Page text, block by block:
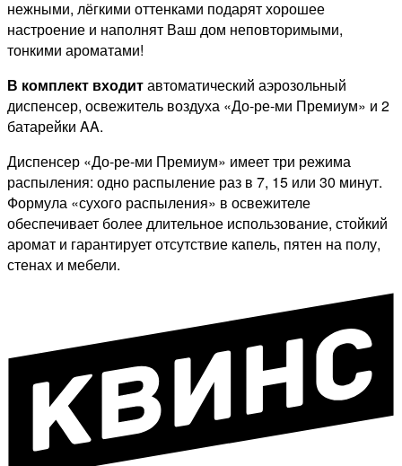
нежными, лёгкими оттенками подарят хорошее
настроение и наполнят Ваш дом неповторимыми,
тонкими ароматами!
В комплект входитавтоматический аэрозольный
диспенсер, освежитель воздуха «До-ре-ми Премиум» и 2
батарейки AA.
Диспенсер «До-ре-ми Премиум» имеет три режима
распыления: одно распыление раз в 7, 15 или 30 минут.
Формула «сухого распыления» в освежителе
обеспечивает более длительное использование, стойкий
аромат и гарантирует отсутствие капель, пятен на полу,
стенах и мебели.